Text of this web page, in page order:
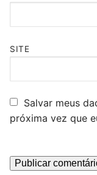
SITE
Salvar meus
próxima vez que